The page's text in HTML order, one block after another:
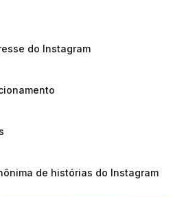
do Instagram
de histórias do Instagram